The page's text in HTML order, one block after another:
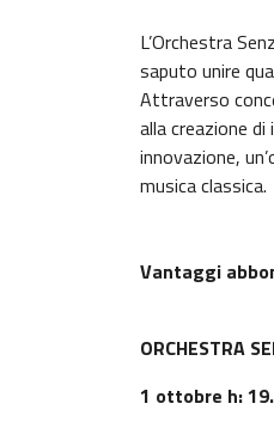
L’Orchestra
saputo unire
Attraverso
alla creazione
innovazione,
musica classica.
Vantaggi
ORCHESTRA
1 ottobre h: